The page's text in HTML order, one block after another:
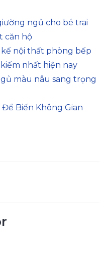
ngủ cho bé trai
căn hộ
nội thất phòng bếp
nhất hiện nay
màu nâu sang trọng
Để Biến Không Gian